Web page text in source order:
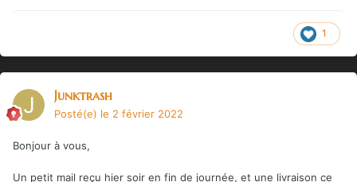
1
Junktrash
Posté(e) le 2 février 2022
Bonjour à vous,
Un petit mail reçu hier soir en fin de journée, et une livraison ce